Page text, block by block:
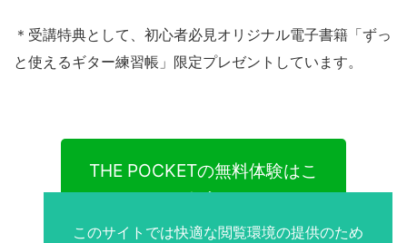
＊受講特典として、初心者必見オリジナル電子書籍「ずっ
と使えるギター練習帳」限定プレゼントしています。
THE POCKETの無料体験はこ
ちら
このサイトでは快適な閲覧環境の提供のため